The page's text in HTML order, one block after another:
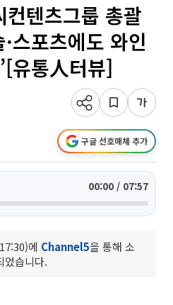
텐츠그룹 총괄
스포츠에도 와인
유통人터뷰]
구글 선호매체 추가
00:00 / 07:57
에 Channel5을 통해 소
었습니다.